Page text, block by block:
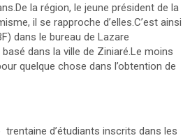
la région, le jeune président de la
il se rapproche d’elles.C’est ainsi
dans le bureau de Lazare
dans la ville de Ziniaré.Le moins
quelque chose dans l’obtention de
trentaine d’étudiants inscrits dans les